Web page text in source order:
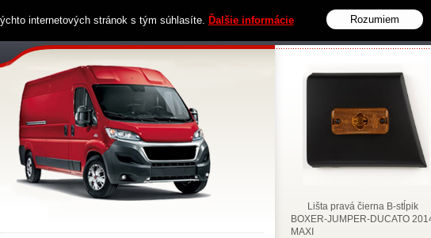
Obchodné podmienky Kontakt
Lišta pravá čierna B-stĺpik
BOXER-JUMPER-DUCATO
MAXI
internetových stránok s tým súhlasíte. Ďalšie informácie Rozumiem